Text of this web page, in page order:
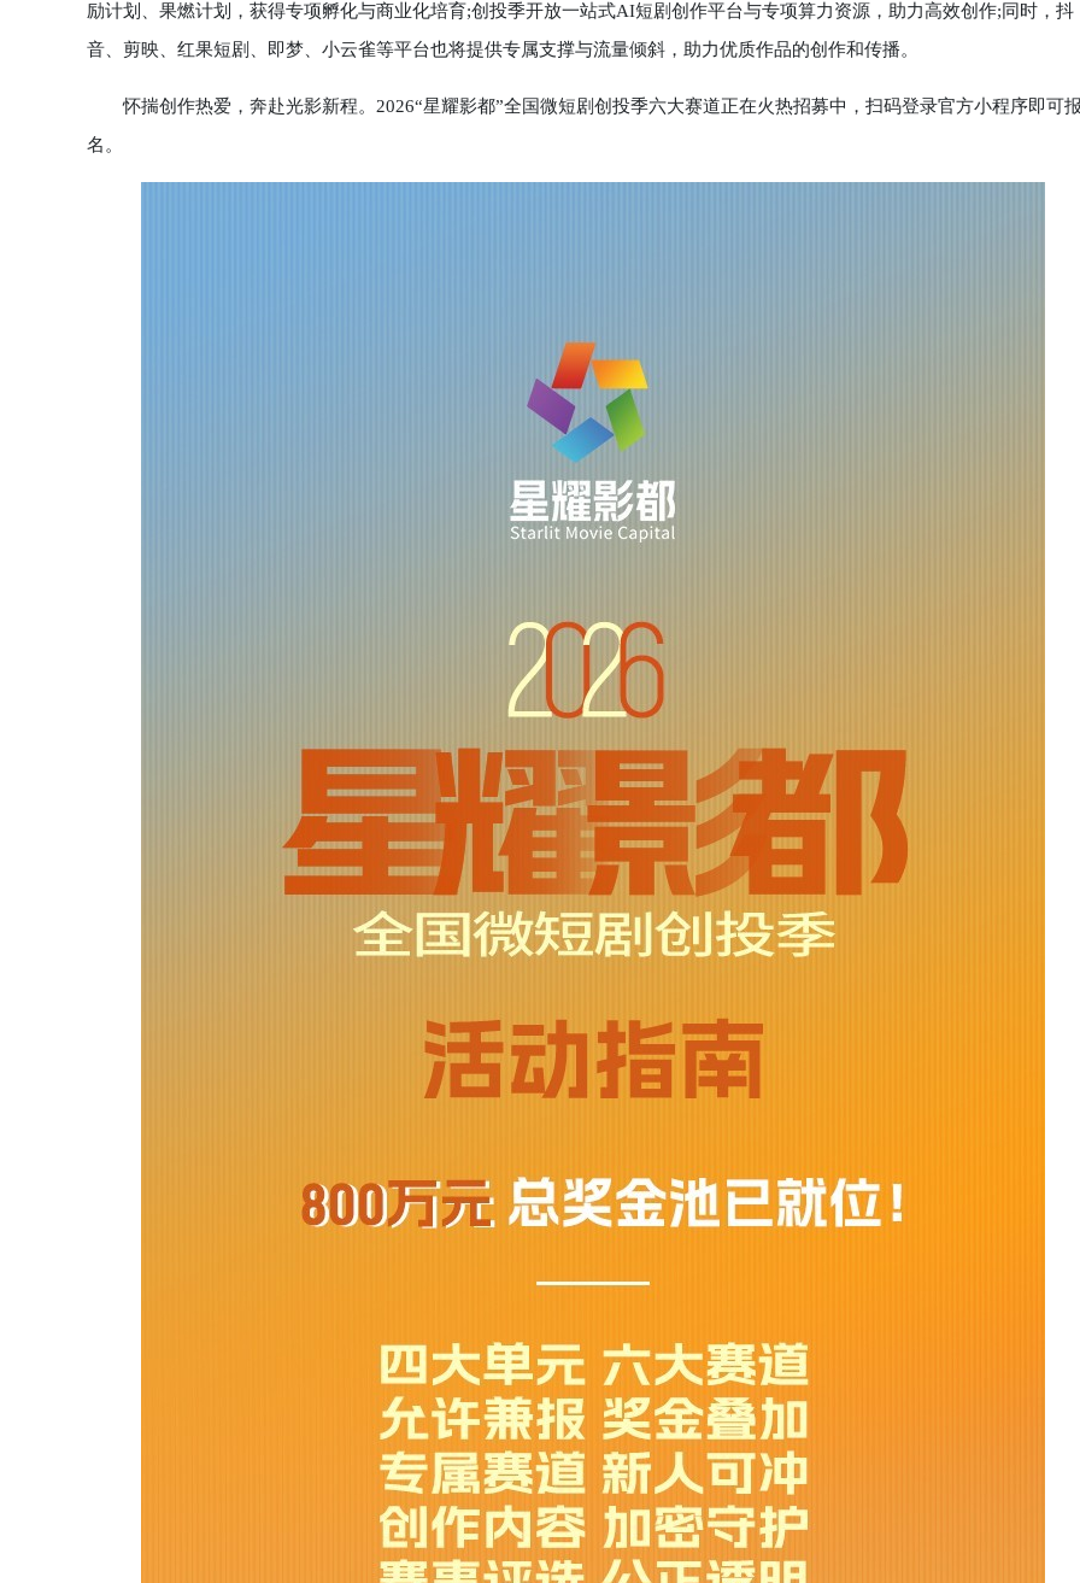
励计划、果燃计划，获得专项孵化与商业化培育;创投季开放一站式AI短剧创作平台与专项算力资源，助力高效创作;同时，抖
音、剪映、红果短剧、即梦、小云雀等平台也将提供专属支撑与流量倾斜，助力优质作品的创作和传播。
怀揣创作热爱，奔赴光影新程。2026“星耀影都”全国微短剧创投季六大赛道正在火热招募中，扫码登录官方小程序即可
名。